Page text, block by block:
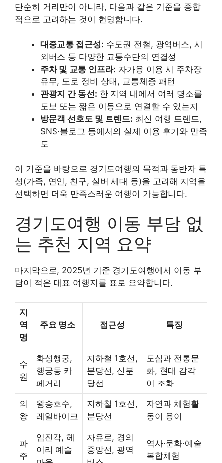
단순히 거리만이 아니라, 다음과 같은 기준을 종합
적으로 고려하는 것이 현명합니다.
대중교통 접근성: 수도권 전철, 광역버스, 시
외버스 등 다양한 교통수단의 연결성
주차 및 교통 인프라: 자가용 이용 시 주차장
유무, 도로 정비 상태, 교통체증 패턴
관광지 간 동선: 한 지역 내에서 여러 명소를
도보 또는 짧은 이동으로 연결할 수 있는지
방문객 선호도 및 트렌드: 최신 여행 트렌드,
SNS·블로그 등에서의 실제 이용 후기와 만족
도
이 기준을 바탕으로 경기도여행의 목적과 동반자 특
성(가족, 연인, 친구, 실버 세대 등)을 고려해 지역을
선택하면 더욱 만족스러운 여행이 가능합니다.
경기도여행 이동 부담 없
는 추천 지역 요약
마지막으로, 2025년 기준 경기도여행에서 이동 부
담이 적은 대표 여행지를 표로 요약합니다.
지
역
명
주요 명소 접근성 특징
수
원
화성행궁,
행궁동 카
페거리
지하철 1호선,
분당선, 신분
당선
도심과 전통문
화, 현대 감각
이 조화
의
왕
왕송호수,
레일바이크
지하철 1호선,
분당선
자연과 체험활
동이 용이
파
주
임진각, 헤
이리 예술
자유로, 경의
중앙선, 광역
역사·문화·예술
복합체험